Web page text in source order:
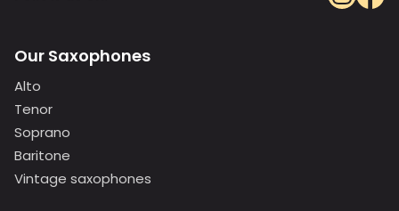
Our Saxophones
Alto
Tenor
Soprano
Baritone
Vintage saxophones